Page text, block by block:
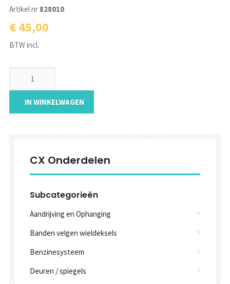
Artikel nr 828010
€ 45,00
BTW incl.
IN WINKELWAGEN
CX Onderdelen
Subcategorieën
Aandrijving en Ophanging
Banden velgen wieldeksels
Benzinesysteem
Deuren / spiegels